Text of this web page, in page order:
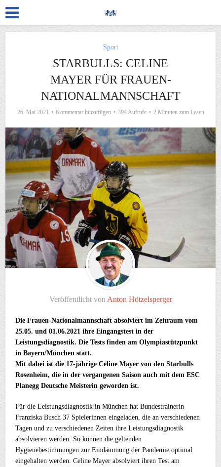
Sport
STARBULLS: CELINE
MAYER FÜR FRAUEN-
NATIONALMANNSCHAFT
26. Mai 2021 Kommentar hinzufügen 394 Aufrufe 2 Minuten zum Lesen
Veröffentlicht von Anton Hötzelsperger
DieFrauen-Nationalmannschaft absolviert im Zeitraum vom
25.05. und 01.06.2021 ihre Eingangstest in der
Leistungsdiagnostik. Die Tests finden am Olympiastützpunkt
in Bayern/München statt.
Mit dabei ist die 17-jährige Celine Mayer von den Starbulls
Rosenheim, die in der vergangenen Saison auch mit dem ESC
Planegg Deutsche Meisterin geworden ist.
Für die Leistungsdiagnostik in München hat Bundestrainerin
Franziska Busch 37 Spielerinnen eingeladen, die an verschiedenen
Tagen und zu verschiedenen Zeiten ihre Leistungsdiagnostik
absolvieren werden. So können die geltenden
Hygienebestimmungen zur Eindämmung der Pandemie optimal
eingehalten werden. Celine Mayer absolviert ihren Test am